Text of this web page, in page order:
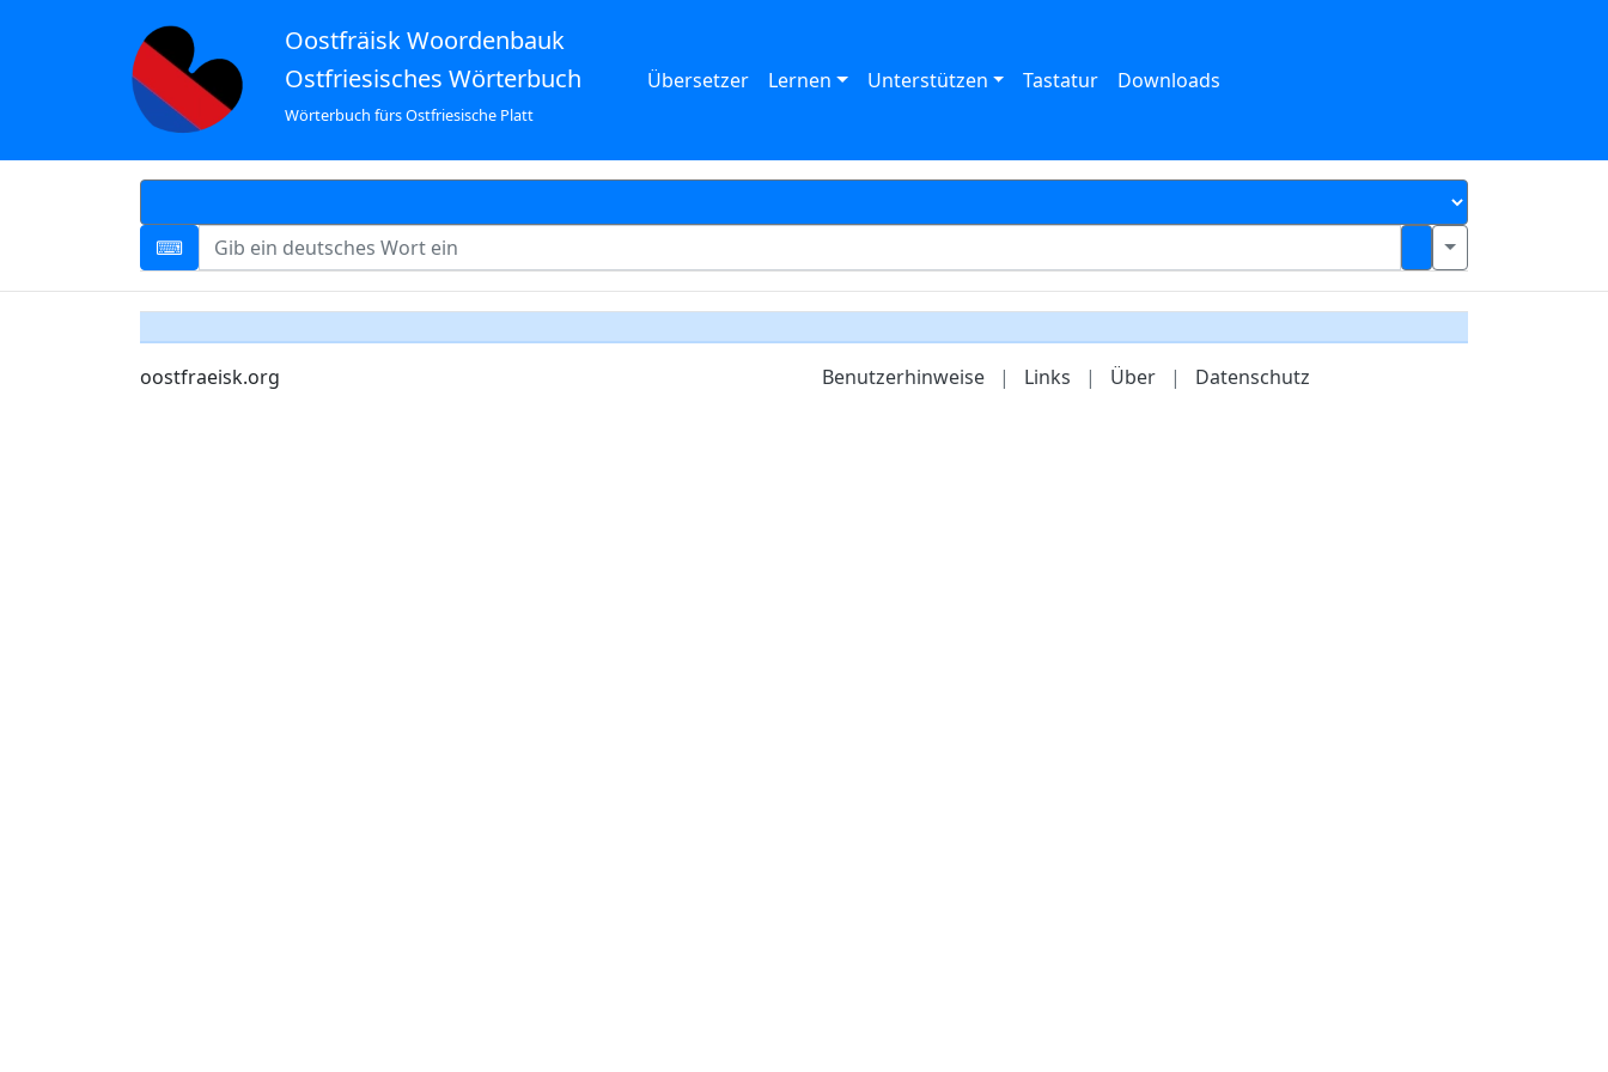
Oostfräisk Woordenbauk
Ostfriesisches Wörterbuch
Wörterbuch fürs Ostfriesische Platt
Übersetzer Lernen Unterstützen Tastatur Downloads
oostfraeisk.org Benutzerhinweise | Links | Über | Datenschutz